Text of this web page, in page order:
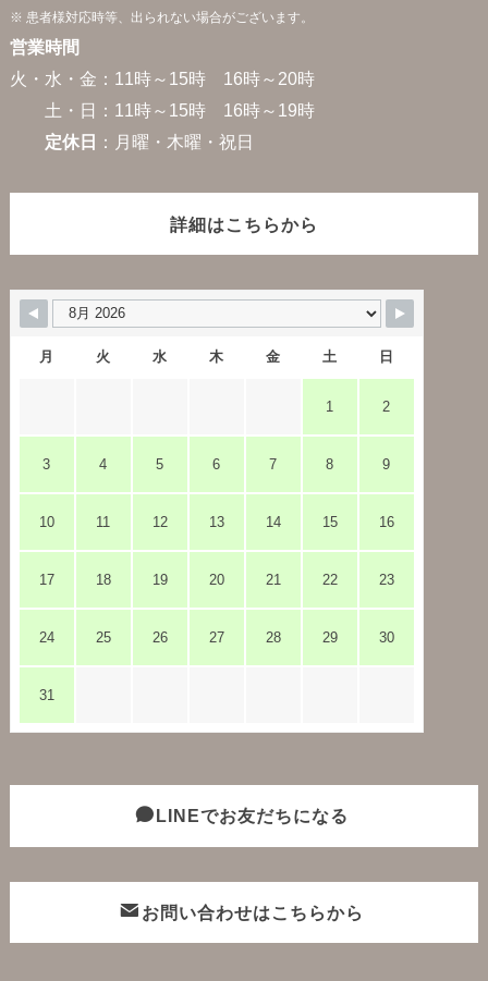
※ 患者様対応時等、出られない場合がございます。
営業時間
火・水・金：11時～15時 16時～20時
土・日：11時～15時 16時～19時
定休日
：月曜・木曜・祝日
詳細はこちらから
月 火 水 木 金 土 日
1 2
3 4 5 6 7 8 9
10 11 12 13 14 15 16
17 18 19 20 21 22 23
24 25 26 27 28 29 30
31
LINEでお友だちになる
お問い合わせはこちらから